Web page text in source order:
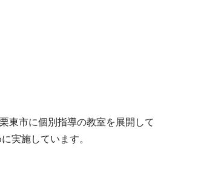
東市に個別指導の教室を展開して
実施しています。